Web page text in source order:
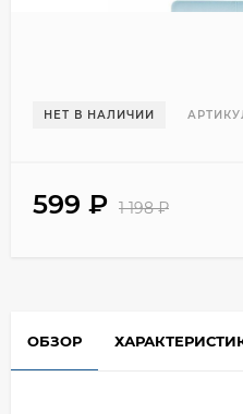
НЕТ В НАЛИЧИИ
599 ₽ 1 198₽
ОБЗОР